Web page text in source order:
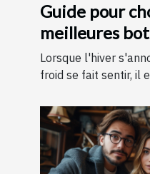
Guide pour
meilleures
pour l'hiver
Lorsque l'hiver
froid se fait sentir, il